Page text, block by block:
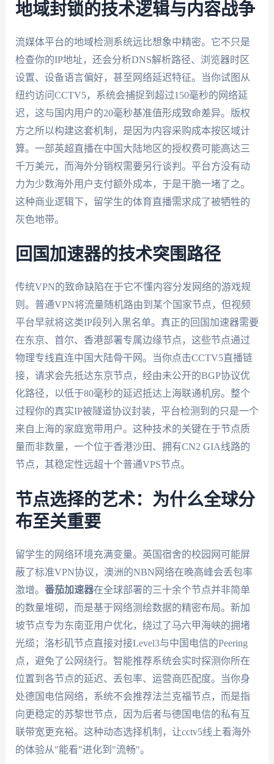
地域封锁的技术逻辑与内容战争
流媒体平台的地域检测系统远比想象中精密。它不只是
检查你的IP地址，还会分析DNS解析路径、浏览器时区
设置、设备语言偏好，甚至网络延迟特征。当你试图从
纽约访问CCTV5，系统会捕捉到超过150毫秒的网络延
迟，这与国内用户的20毫秒基准值形成致命差异。版权
方之所以构建这套机制，是因为内容采购成本按区域计
算。一部英超直播在中国大陆地区的授权费可能高达三
千万美元，而海外分销权需要另行谈判。平台方没有动
力为少数海外用户支付额外成本，于是干脆一堵了之。
这种商业逻辑下，留学生的体育直播需求成了被牺牲的
灰色地带。
回国加速器的技术突围路径
传统VPN的致命缺陷在于它不懂内容分发网络的游戏规
则。普通VPN将流量随机路由到某个国家节点，但视频
平台早就将这类IP段列入黑名单。真正的回国加速器需要
在东京、首尔、香港部署专属边缘节点，这些节点通过
物理专线直连中国大陆骨干网。当你点击CCTV5直播链
接，请求会先抵达东京节点，经由未公开的BGP协议优
化路径，以低于80毫秒的延迟抵达上海联通机房。整个
过程你的真实IP被隧道协议封装，平台检测到的只是一个
来自上海的家庭宽带用户。这种技术的关键在于节点质
量而非数量，一个位于香港沙田、拥有CN2 GIA线路的
节点，其稳定性远超十个普通VPS节点。
节点选择的艺术：为什么全球分
布至关重要
留学生的网络环境充满变量。英国宿舍的校园网可能屏
蔽了标准VPN协议，澳洲的NBN网络在晚高峰会丢包率
激增。 番茄加速器在全球部署的三十余个节点并非简单
的数量堆砌，而是基于网络测绘数据的精密布局。新加
坡节点专为东南亚用户优化，绕过了马六甲海峡的拥堵
光缆；洛杉矶节点直接对接Level3与中国电信的Peering
点，避免了公网绕行。智能推荐系统会实时探测你所在
位置到各节点的延迟、丢包率、运营商匹配度。当你身
处德国电信网络，系统不会推荐法兰克福节点，而是指
向更稳定的苏黎世节点，因为后者与德国电信的私有互
联带宽更充裕。这种动态选择机制，让cctv5线上看海外
的体验从"能看"进化到"流畅"。